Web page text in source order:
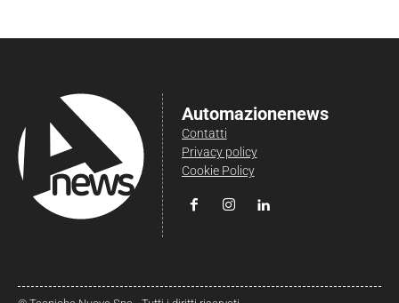
Automazionenews
Contatti
Privacy policy
Cookie Policy